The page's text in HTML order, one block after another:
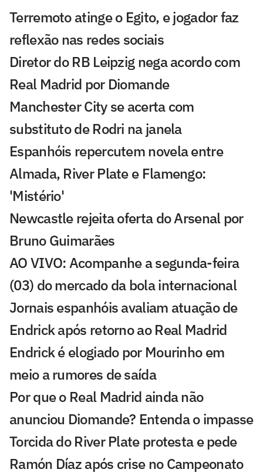
Terremoto atinge o Egito, e jogador faz
reflexão nas redes sociais
Diretor do RB Leipzig nega acordo com
Real Madrid por Diomande
Manchester City se acerta com
substituto de Rodri na janela
Espanhóis repercutem novela entre
Almada, River Plate e Flamengo:
'Mistério'
Newcastle rejeita oferta do Arsenal por
Bruno Guimarães
AO VIVO: Acompanhe a segunda-feira
(03) do mercado da bola internacional
Jornais espanhóis avaliam atuação de
Endrick após retorno ao Real Madrid
Endrick é elogiado por Mourinho em
meio a rumores de saída
Por que o Real Madrid ainda não
anunciou Diomande? Entenda o impasse
Torcida do River Plate protesta e pede
Ramón Díaz após crise no Campeonato